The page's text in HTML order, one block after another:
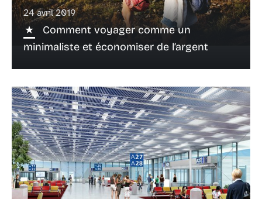
24 avril 2019
Comment voyager comme un
minimaliste et économiser de l’argent